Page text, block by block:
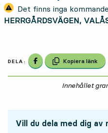
Det finns inga
HERRGÅRDSVÄGEN,
DELA: Dela på Facebook
Kopiera länk
Innehållet
Vill du dela med dig av